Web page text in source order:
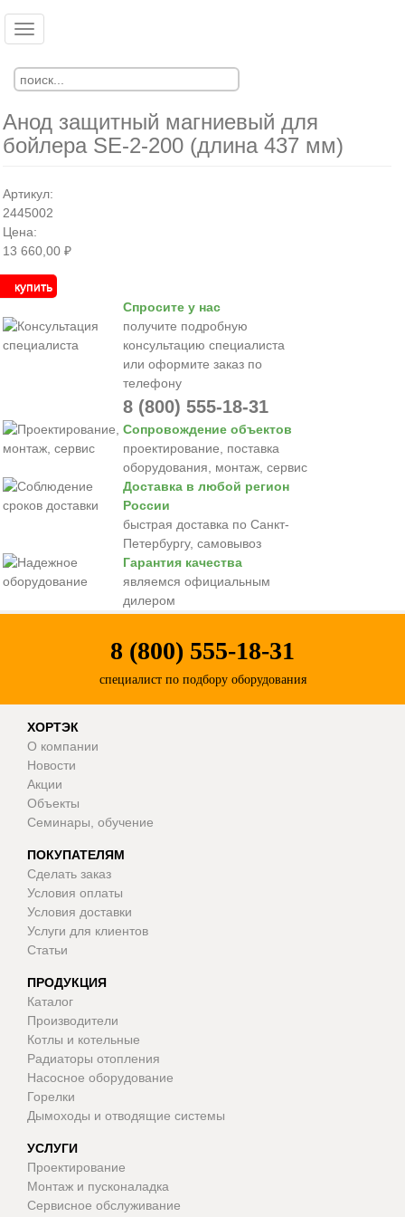
основному
содержанию
Toggle
Анод защитный магниевый для
бойлера SE-2-200 (длина 437 мм)
Артикул:
2445002
Цена:
13 660,00 ₽
купить
Спросите у нас
получите подробную
консультацию специалиста
или оформите заказ по
телефону
8 (800) 555-18-31
Сопровождение объектов
проектирование, поставка
оборудования, монтаж, сервис
Доставка в любой регион
России
быстрая доставка по Санкт-
Петербургу, самовывоз
Гарантия качества
являемся официальным
дилером
8 (800) 555-18-31
специалист по подбору оборудования
ХОРТЭК
О компании
Новости
Акции
Объекты
Семинары, обучение
ПОКУПАТЕЛЯМ
Сделать заказ
Условия оплаты
Условия доставки
Услуги для клиентов
Статьи
ПРОДУКЦИЯ
Каталог
Производители
Котлы и котельные
Радиаторы отопления
Насосное оборудование
Горелки
Дымоходы и отводящие системы
УСЛУГИ
Проектирование
Монтаж и пусконаладка
Сервисное обслуживание